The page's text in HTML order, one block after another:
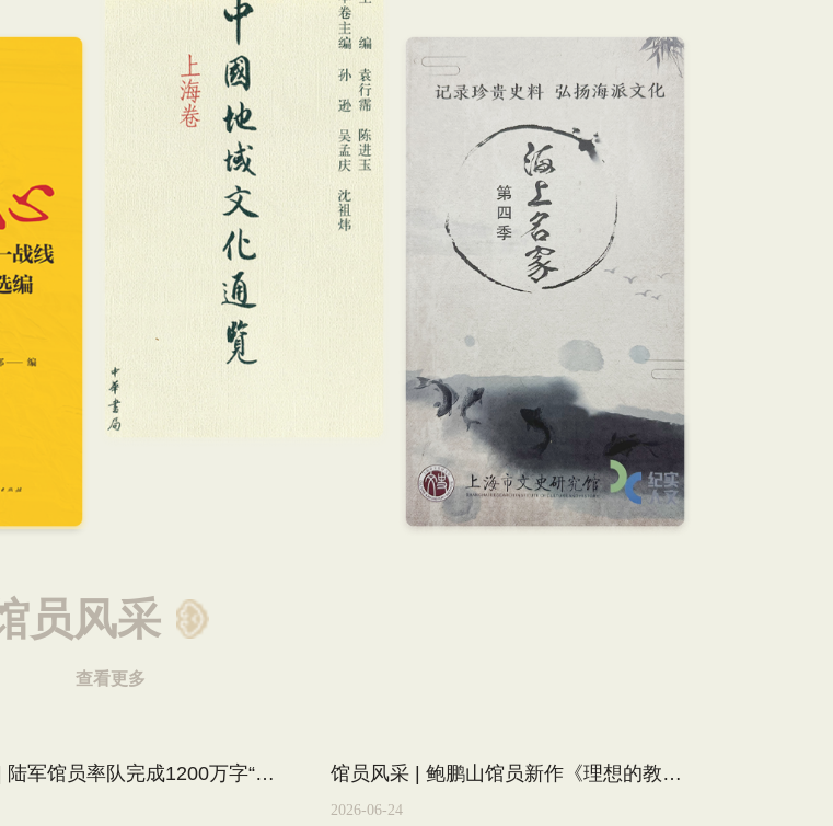
员风采
查看更多
馆员风采 | 陆军馆员率队完成1200万字“人文松江”丛书30卷 成果捐赠母校上戏图书馆 馆员风采 | 鲍鹏山馆员新作《理想的教育》出版
2026-06-24